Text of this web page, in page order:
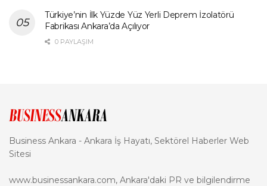
Türkiye’nin İlk Yüzde Yüz Yerli Deprem İzolatörü
Fabrikası Ankara’da Açılıyor
0 PAYLAŞIM
Business Ankara - Ankara İş Hayatı, Sektörel Haberler Web
Sitesi
www.businessankara.com, Ankara'daki PR ve bilgilendirme